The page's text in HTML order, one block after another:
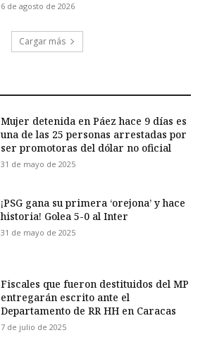
6 de agosto de 2026
Cargar más
Mujer detenida en Páez hace 9 días es
una de las 25 personas arrestadas por
ser promotoras del dólar no oficial
31 de mayo de 2025
¡PSG gana su primera ‘orejona’ y hace
historia! Golea 5-0 al Inter
31 de mayo de 2025
Fiscales que fueron destituidos del MP
entregarán escrito ante el
Departamento de RR HH en Caracas
7 de julio de 2025